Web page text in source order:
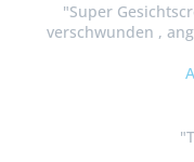
"Super
verschwunden ,